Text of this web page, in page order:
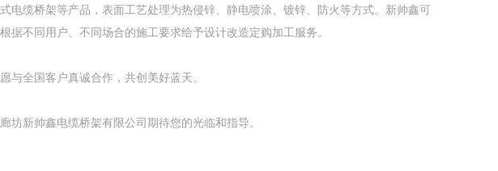
式电缆桥架等产品，表面工艺处理为热侵锌、静电喷涂、镀锌、防火等方式。新帅鑫可
根据不同用户、不同场合的施工要求给予设计改造定购加工服务。
愿与全国客户真诚合作，共创美好蓝天。
廊坊新帅鑫电缆桥架有限公司期待您的光临和指导。